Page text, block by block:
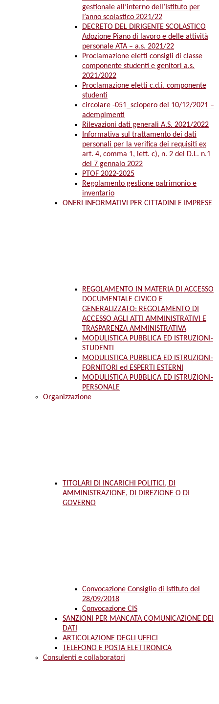
gestionale all’interno dell’Istituto per
l’anno scolastico 2021/22
DECRETO DEL DIRIGENTE SCOLASTICO
Adozione Piano di lavoro e delle attività
personale ATA – a.s. 2021/22
Proclamazione eletti consigli di classe
componente studenti e genitori a.s.
2021/2022
Proclamazione eletti c.d.i. componente
studenti
circolare -051_sciopero del 10/12/2021 –
adempimenti
Rilevazioni dati generali A.S. 2021/2022
Informativa sul trattamento dei dati
personali per la verifica dei requisiti ex
art. 4, comma 1, lett. c), n. 2 del D.L. n.1
del 7 gennaio 2022
PTOF 2022-2025
Regolamento gestione patrimonio e
inventario
ONERI INFORMATIVI PER CITTADINI E IMPRESE
REGOLAMENTO IN MATERIA DI ACCESSO
DOCUMENTALE CIVICO E
GENERALIZZATO: REGOLAMENTO DI
ACCESSO AGLI ATTI AMMINISTRATIVI E
TRASPARENZA AMMINISTRATIVA
MODULISTICA PUBBLICA ED ISTRUZIONI-
STUDENTI
MODULISTICA PUBBLICA ED ISTRUZIONI-
FORNITORI ed ESPERTI ESTERNI
MODULISTICA PUBBLICA ED ISTRUZIONI-
PERSONALE
Organizzazione
TITOLARI DI INCARICHI POLITICI, DI
AMMINISTRAZIONE, DI DIREZIONE O DI
GOVERNO
Convocazione Consiglio di Istituto del
28/09/2018
Convocazione CIS
SANZIONI PER MANCATA COMUNICAZIONE DEI
DATI
ARTICOLAZIONE DEGLI UFFICI
TELEFONO E POSTA ELETTRONICA
Consulenti e collaboratori